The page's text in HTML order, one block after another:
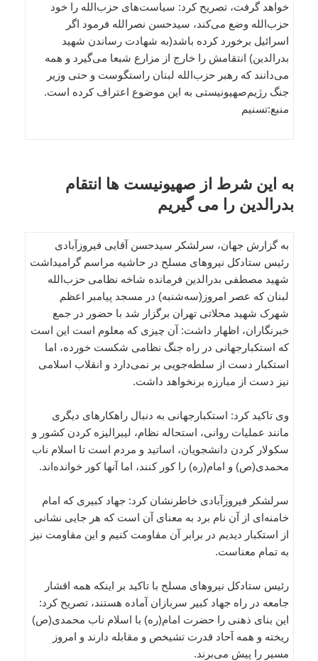
خواهد گرفت، تصریح کرد: سیاست‌های حزب‌الله را خود
حزب‌الله وضع می‌کند، سیدحسن نصرالله فرمود اگر
اسرائیل برخورد کرده باشد(به شهادت رساندن شهید
بدرالدین) انتقامش را خارج از مزارع شبعا می‌گیرد و همه
می‌دانند که رهبر حزب‌الله لبنان راستگوست و حتی وزیر
جنگ رژیم‌صهیونیستی به این موضوع اعتراف کرده است.
منبع:تسنیم
به این شرط از صهیونیست ها انتقام
بدرالدین را می گیریم
به گزارش جهان، سرلشکر سیدحسن آقایی فیروزآبادی
رئیس ستادکل نیروهای مسلح در حاشیه مراسم گرامیداشت
شهید مصطفی بدرالدین فرمانده شاخه نظامی حزب‌الله
لبنان که عصر امروز(سه‌شنبه) در مسجد پیامبر اعظم
شهرک شهید محلاتی تهران برگزار شد با حضور در جمع
خبرنگاران، اظهار داشت: آن چیزی که معلوم است این است
که استکبارجهانی در راه جنگ نظامی شکست خورده، اما
استکبار دست از سلطه‌جویی بر نمی‌دارد و انقلاب اسلامی
نیز دست از مبارزه برنخواهد داشت.
وی تاکید کرد: استکبارجهانی به دنبال راهکارهای دیگری
مانند عملیات روانی، استحاله نظام، لیبرالیزه کردن کشور و
سکولار کردن دانشجویان، اساتید و مردم است تا اسلام ناب
محمدی(ص) و امام(ره) را کور کنند، اما آنها کور خوانده‌اند.
سرلشکر فیروزآبادی خاطرنشان کرد: جهاد کبیری که امام
خامنه‌ای از آن نام برد به معنای آن است که هر جایی نشانی
از استکبار دیدیم در برابر آن مقاومت کنیم و این مقاومت نیز
به تمام معناست.
رئیس ستادکل نیروهای مسلح با تاکید بر اینکه همه اقشار
جامعه در راه جهاد کبیر سربازان آماده هستند، تصریح کرد:
این بنای ذهنی را حضرت امام(ره) با اسلام ناب محمدی(ص)
ریخته و همه آحاد قدرت تشیخص و مقابله دارند و امروز
مسیر را پیش‌ می‌برند.